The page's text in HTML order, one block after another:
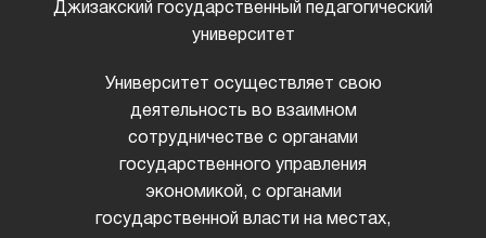
Джизакский государственный педагогический
университет
Университет осуществляет свою
деятельность во взаимном
сотрудничестве с органами
государственного управления
экономикой, с органами
государственной власти на местах,